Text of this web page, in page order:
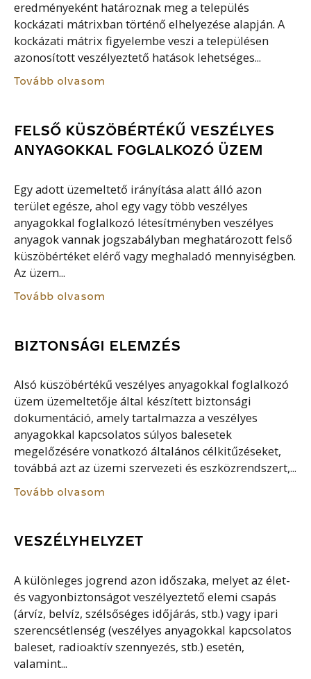
eredményeként határoznak meg a település
kockázati mátrixban történő elhelyezése alapján. A
kockázati mátrix figyelembe veszi a településen
azonosított veszélyeztető hatások lehetséges...
Tovább olvasom
FELSŐ KÜSZÖBÉRTÉKŰ VESZÉLYES
ANYAGOKKAL FOGLALKOZÓ ÜZEM
Egy adott üzemeltető irányítása alatt álló azon
terület egésze, ahol egy vagy több veszélyes
anyagokkal foglalkozó létesítményben veszélyes
anyagok vannak jogszabályban meghatározott felső
küszöbértéket elérő vagy meghaladó mennyiségben.
Az üzem...
Tovább olvasom
BIZTONSÁGI ELEMZÉS
Alsó küszöbértékű veszélyes anyagokkal foglalkozó
üzem üzemeltetője által készített biztonsági
dokumentáció, amely tartalmazza a veszélyes
anyagokkal kapcsolatos súlyos balesetek
megelőzésére vonatkozó általános célkitűzéseket,
továbbá azt az üzemi szervezeti és eszközrendszert,...
Tovább olvasom
VESZÉLYHELYZET
A különleges jogrend azon időszaka, melyet az élet-
és vagyonbiztonságot veszélyeztető elemi csapás
(árvíz, belvíz, szélsőséges időjárás, stb.) vagy ipari
szerencsétlenség (veszélyes anyagokkal kapcsolatos
baleset, radioaktív szennyezés, stb.) esetén,
valamint...